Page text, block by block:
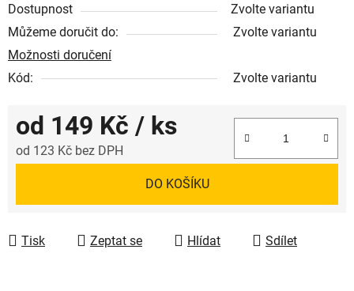
Dostupnost
Zvolte variantu
Můžeme doručit do:
Zvolte variantu
Možnosti doručení
Kód:
Zvolte variantu
od 149 Kč / ks
od 123 Kč bez DPH
DO KOŠÍKU
Tisk Zeptat se Hlídat Sdílet